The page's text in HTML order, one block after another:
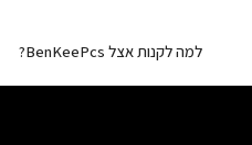
למה לקנות אצל BenKeePcs?